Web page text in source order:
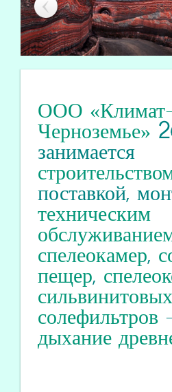
ООО «Климат-
Черноземье»
занимается
поставкой,
техническим
спелеокамер,
пещер,
сильвинитовых
солефильтров -
дыхание